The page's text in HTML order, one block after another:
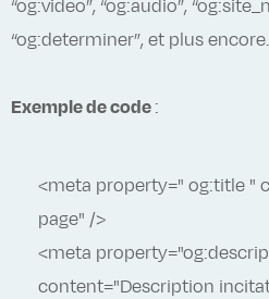
“og:video”, “og:audio”,
“og:determiner”, et plus encore.
Exemple de code :
<meta property=" og:title "
page" />
<meta
content="Description